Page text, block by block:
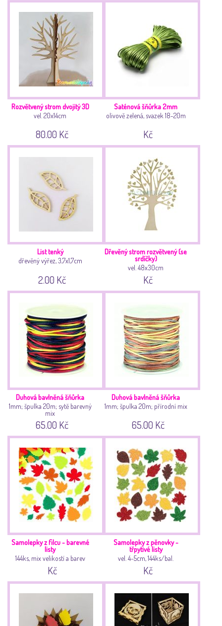
Rozvětvený strom dvojitý 3D
vel. 20x14cm
80.00 Kč
Saténová šňůrka 2mm
olivově zelená, svazek 18-20m
Kč
List tenký
dřevěný výřez, 3,7x1,7cm
2.00 Kč
Dřevěný strom rozvětvený (se
srdíčky)
vel. 48x30cm
Kč
Duhová bavlněná šňůrka
1mm; špulka 20m; sytě barevný
mix
65.00 Kč
Duhová bavlněná šňůrka
1mm; špulka 20m; přírodní mix
65.00 Kč
Samolepky z filcu - barevné
listy
144ks, mix velikostí a barev
Kč
Samolepky z pěnovky -
třpytivé listy
vel. 4-5cm, 144ks/bal.
Kč